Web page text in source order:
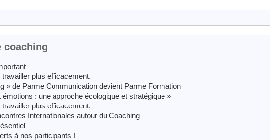
coaching
plus efficacement.
» de Parme Communication devient Parme Formation
: une approche écologique et stratégique »
plus efficacement.
Internationales autour du Coaching
à nos participants !